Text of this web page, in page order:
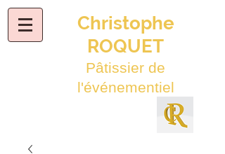
Christophe
ROQUET
Pâtissier de
l'événementiel